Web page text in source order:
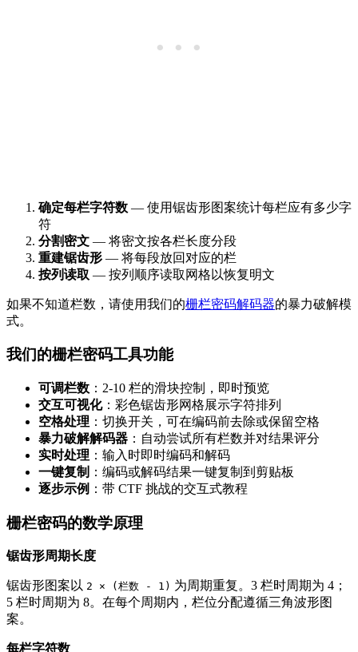
确定每栏字符数 — 使用锯齿形图案统计每栏应有多少字
符
分割密文 — 将密文按各栏长度分段
重建锯齿形 — 将每段放回对应的栏
按列读取 — 按列顺序读取网格以恢复明文
如果不知道栏数，请使用我们的栅栏密码解码器的暴力破解模
式。
我们的栅栏密码工具功能
可调栏数 ：2-10 栏的滑块控制，即时预览
交互可视化：彩色锯齿形网格展示字符排列
空格处理 ：切换开关，可在编码前去除或保留空格
暴力破解解码器 ：自动尝试所有栏数并对结果评分
实时处理 ：输入时即时编码和解码
一键复制 ：编码或解码结果一键复制到剪贴板
逐步示例 ：带 CTF 挑战的交互式教程
栅栏密码的数学原理
锯齿形周期长度
锯齿形图案以 2 × (栏数 - 1) 为周期重复。3 栏时周期为 4；
5 栏时周期为 8。在每个周期内，栏位分配遵循三角波形图
案。
每栏字符数